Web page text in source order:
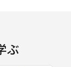
ぶ